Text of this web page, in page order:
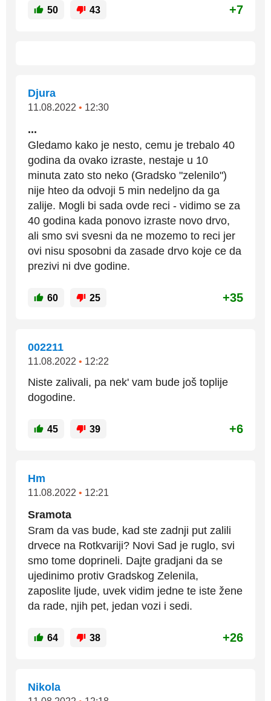
50 43 +7
Djura
11.08.2022 • 12:30
...
Gledamo kako je nesto, cemu je trebalo 40
godina da ovako izraste, nestaje u 10
minuta zato sto neko (Gradsko "zelenilo")
nije hteo da odvoji 5 min nedeljno da ga
zalije. Mogli bi sada ovde reci - vidimo se za
40 godina kada ponovo izraste novo drvo,
ali smo svi svesni da ne mozemo to reci jer
ovi nisu sposobni da zasade drvo koje ce da
prezivi ni dve godine.
60 25 +35
002211
11.08.2022 • 12:22
Niste zalivali, pa nek' vam bude još toplije
dogodine.
45 39 +6
Hm
11.08.2022 • 12:21
Sramota
Sram da vas bude, kad ste zadnji put zalili
drvece na Rotkvariji? Novi Sad je ruglo, svi
smo tome doprineli. Dajte gradjani da se
ujedinimo protiv Gradskog Zelenila,
zaposlite ljude, uvek vidim jedne te iste žene
da rade, njih pet, jedan vozi i sedi.
64 38 +26
Nikola